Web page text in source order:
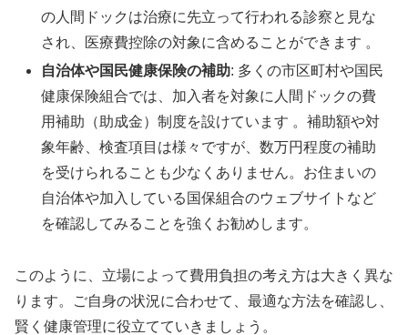
の人間ドックは治療に先立って行われる診察と見な
され、医療費控除の対象に含めることができます 。
自治体や国民健康保険の補助: 多くの市区町村や国民
健康保険組合では、加入者を対象に人間ドックの費
用補助（助成金）制度を設けています 。補助額や対
象年齢、検査項目は様々ですが、数万円程度の補助
を受けられることも少なくありません。お住まいの
自治体や加入している国保組合のウェブサイトなど
を確認してみることを強くお勧めします。
このように、立場によって費用負担の考え方は大きく異な
ります。ご自身の状況に合わせて、最適な方法を確認し、
賢く健康管理に役立てていきましょう。